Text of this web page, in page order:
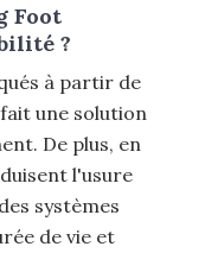
Foot
?
à partir de
une solution
De plus, en
l'usure
systèmes
de vie et